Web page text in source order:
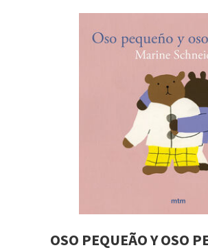
OSO PEQUEÃO Y OSO